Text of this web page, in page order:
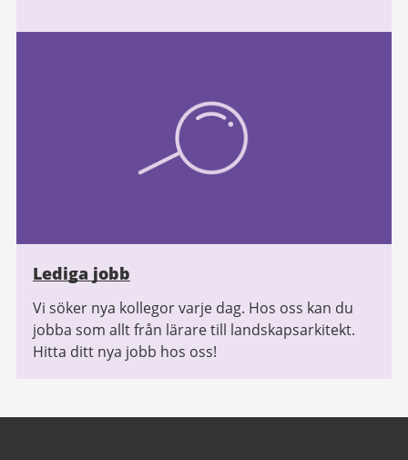
Lediga jobb
Vi söker nya kollegor varje dag. Hos oss kan du
jobba som allt från lärare till landskapsarkitekt.
Hitta ditt nya jobb hos oss!